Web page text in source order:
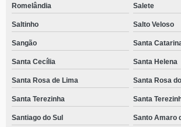
Romelândia Salete
Saltinho Salto Veloso
Sangão Santa
Santa Cecília Santa Helena
Santa Rosa de Lima Santa Rosa
Santa Terezinha Santa
Santiago do Sul Santo Amaro